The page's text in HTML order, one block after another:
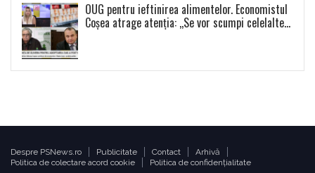
OUG pentru ieftinirea alimentelor. Economistul
Coșea atrage atenția: ,,Se vor scumpi celelalte
Despre PSNews.ro Publicitate Contact
Arhivă
Politica de colectare acord cookie
Politica de confidențialitate